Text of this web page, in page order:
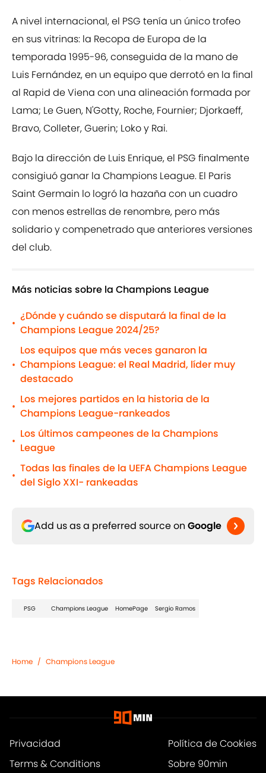
A nivel internacional, el PSG tenía un único trofeo
en sus vitrinas: la Recopa de Europa de la
temporada 1995-96, conseguida de la mano de
Luis Fernández, en un equipo que derrotó en la final
al Rapid de Viena con una alineación formada por
Lama; Le Guen, N'Gotty, Roche, Fournier; Djorkaeff,
Bravo, Colleter, Guerin; Loko y Rai.
Bajo la dirección de Luis Enrique, el PSG finalmente
consigiuó ganar la Champions League. El Paris
Saint Germain lo logró la hazaña con un cuadro
con menos estrellas de renombre, pero más
solidario y compenetrado que anteriores versiones
del club.
Más noticias sobre la Champions League
•
¿Dónde y cuándo se disputará la final de la
Champions League 2024/25?
•
Los equipos que más veces ganaron la
Champions League: el Real Madrid, líder muy
destacado
•
Los mejores partidos en la historia de la
Champions League-rankeados
•
Los últimos campeones de la Champions
League
•
Todas las finales de la UEFA Champions League
del Siglo XXI- rankeadas
Add us as a preferred source on Google
Tags Relacionados
PSG Champions League HomePage Sergio Ramos
Home / Champions League
Privacidad
Política de Cookies
Terms & Conditions
Sobre 90min